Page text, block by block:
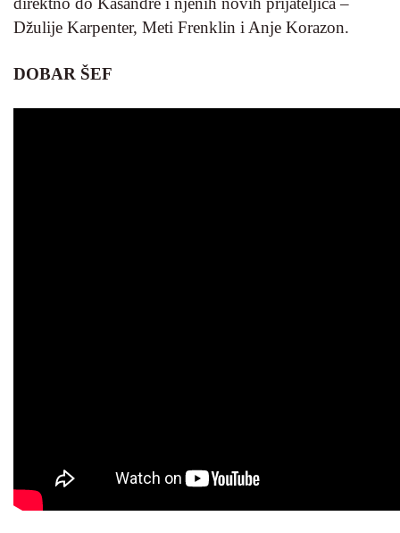
Džulije Karpenter, Meti Frenklin i Anje Korazon.
DOBAR ŠEF